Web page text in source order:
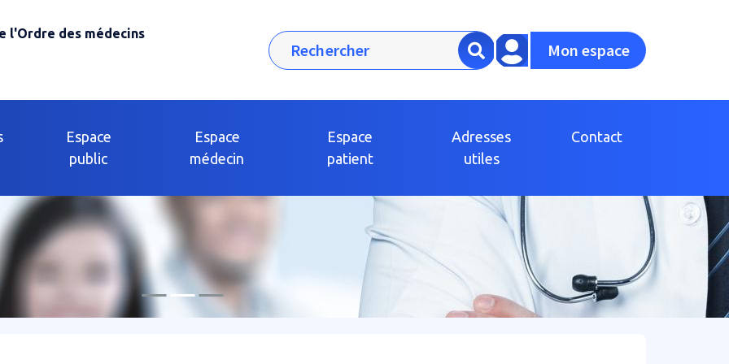
l'Ordre des médecins Rechercher Mon espace
Espace
public
Espace
médecin
Espace
patient
Adresses
utiles
Contact